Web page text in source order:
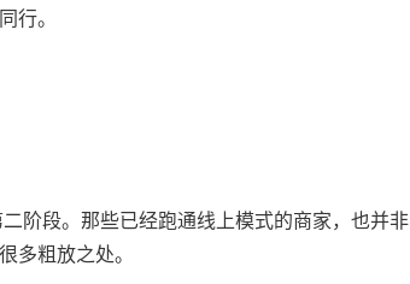
行。
阶段。那些已经跑通线上模式的商家，也并非
粗放之处。